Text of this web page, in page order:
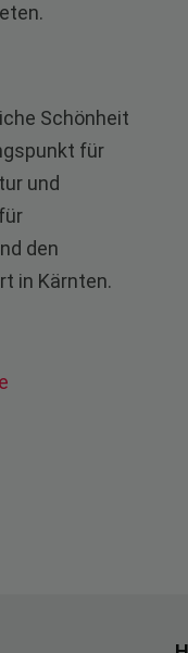
Schönheit
für
und
den
in Kärnten.